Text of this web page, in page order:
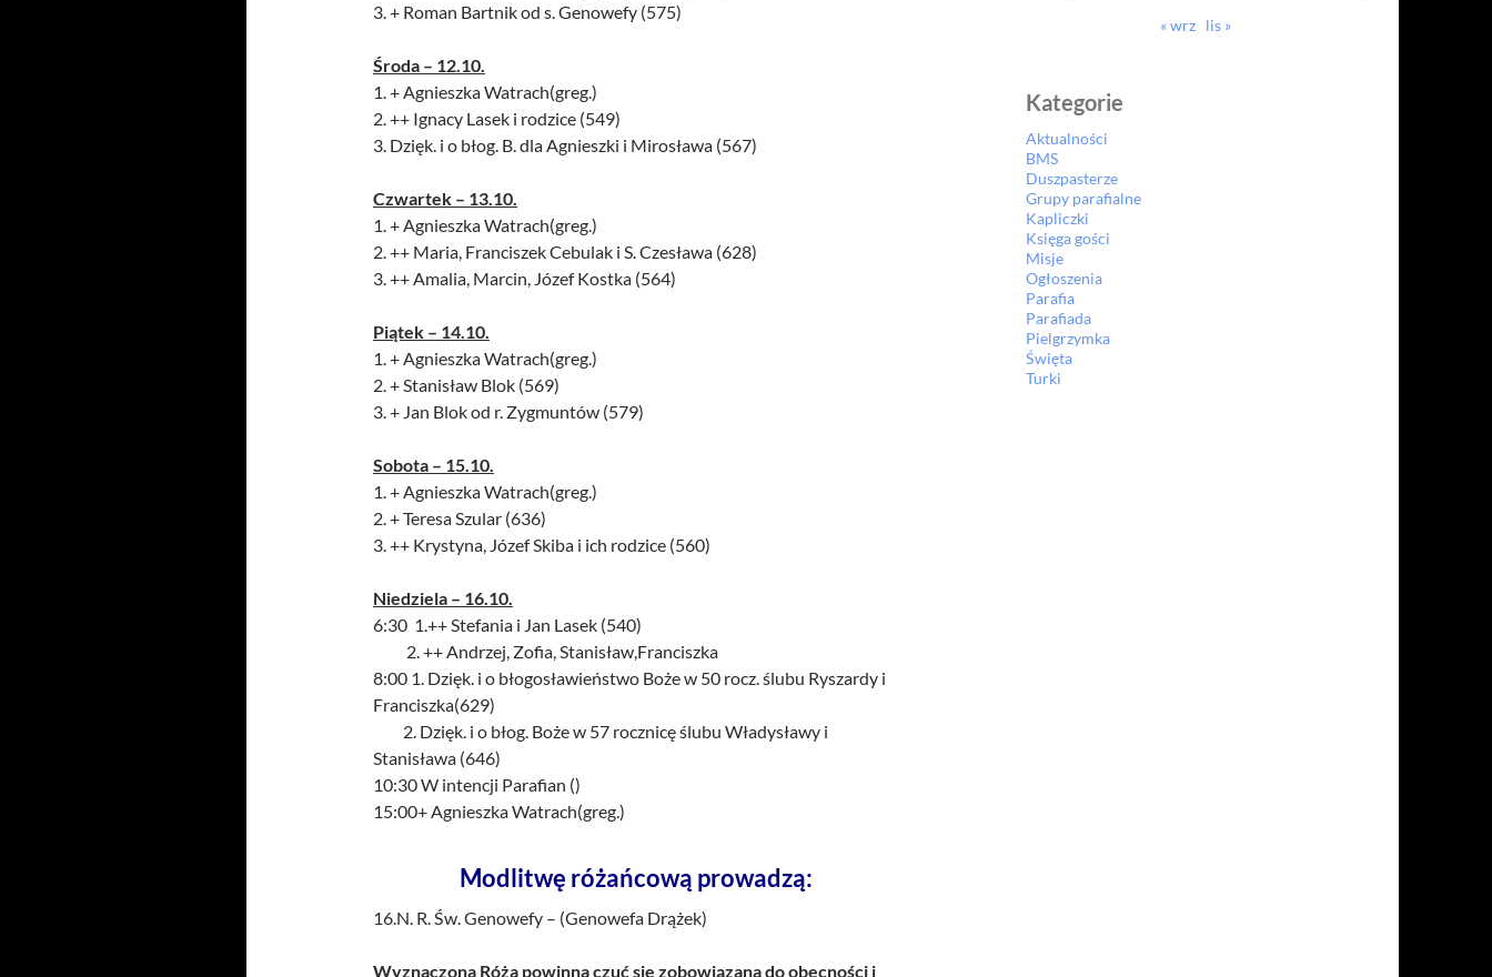
3. + Roman Bartnik od s. Genowefy (575)
Środa – 12.10.
1. + Agnieszka Watrach(greg.)
2. ++ Ignacy Lasek i rodzice (549)
3. Dzięk. i o błog. B. dla Agnieszki i Mirosława (567)
Czwartek – 13.10.
1. + Agnieszka Watrach(greg.)
2. ++ Maria, Franciszek Cebulak i S. Czesława (628)
3. ++ Amalia, Marcin, Józef Kostka (564)
Piątek – 14.10.
1. + Agnieszka Watrach(greg.)
2. + Stanisław Blok (569)
3. + Jan Blok od r. Zygmuntów (579)
Sobota – 15.10.
1. + Agnieszka Watrach(greg.)
2. + Teresa Szular (636)
3. ++ Krystyna, Józef Skiba i ich rodzice (560)
Niedziela – 16.10.
6:30 1.++ Stefania i Jan Lasek (540)
2. ++ Andrzej, Zofia, Stanisław,Franciszka
8:00 1. Dzięk. i o błogosławieństwo Boże w 50 rocz. ślubu Ryszardy i
Franciszka(629)
2. Dzięk. i o błog. Boże w 57 rocznicę ślubu Władysławy i
Stanisława (646)
10:30 W intencji Parafian ()
15:00+ Agnieszka Watrach(greg.)
Modlitwę różańcową prowadzą:
16.N. R. Św. Genowefy – (Genowefa Drążek)
Wyznaczona Róża powinna czuć się zobowiązana do obecności i
« wrz lis »
Kategorie
Aktualności
BMS
Duszpasterze
Grupy parafialne
Kapliczki
Księga gości
Misje
Ogłoszenia
Parafia
Parafiada
Pielgrzymka
Święta
Turki